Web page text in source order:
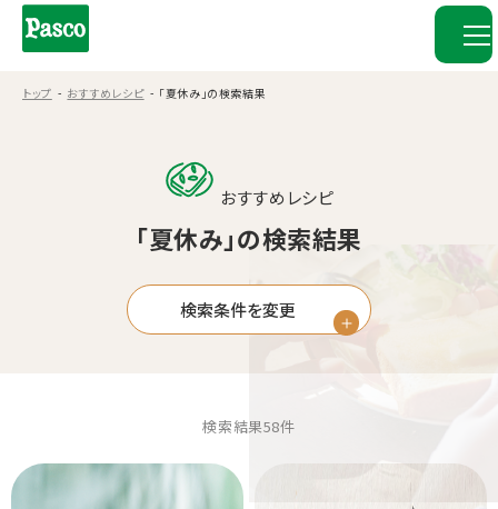
トップ おすすめレシピ 「夏休み」の検索結果
おすすめレシピ
「夏休み」の検索結果
検索条件を変更
検索結果58件